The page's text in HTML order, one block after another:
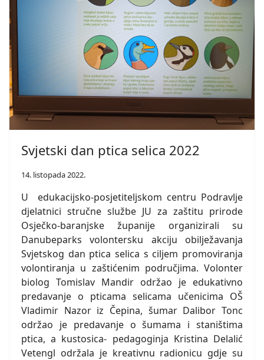
Svjetski dan ptica selica 2022
14. listopada 2022.
U edukacijsko-posjetiteljskom centru Podravlje
djelatnici stručne službe JU za zaštitu prirode
Osječko-baranjske županije organizirali su
Danubeparks volontersku akciju obilježavanja
Svjetskog dan ptica selica s ciljem promoviranja
volontiranja u zaštićenim područjima. Volonter
biolog Tomislav Mandir održao je edukativno
predavanje o pticama selicama učenicima OŠ
Vladimir Nazor iz Čepina, šumar Dalibor Tonc
održao je predavanje o šumama i staništima
ptica, a kustosica- pedagoginja Kristina Delalić
Vetengl održala je kreativnu radionicu gdje su